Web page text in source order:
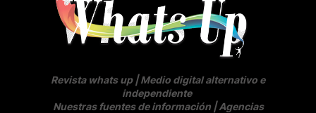
Revista whats up | Medio digital alternativo e
independiente
Nuestras fuentes de información | Agencias